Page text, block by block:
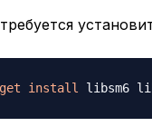
install